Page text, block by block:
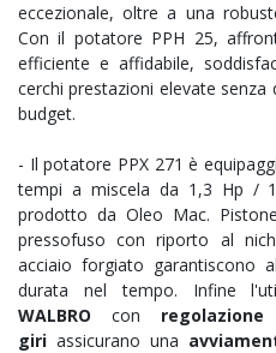
eccezionale, oltre a una
Con il potatore PPH 25,
efficiente e affidabile,
cerchi prestazioni elevate
budget.
- Il potatore PPX 271 è
tempi a miscela da 1,3 Hp /
prodotto da Oleo Mac.
pressofuso con riporto al
acciaio forgiato garantiscono
durata nel tempo. Infine
WALBRO con
giri assicurano una